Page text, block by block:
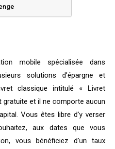
mobile spécialisée dans
solutions d’épargne et
classique intitulé « Livret
gratuite et il ne comporte aucun
Vous êtes libre d’y verser
aux dates que vous
vous bénéficiez d’un taux